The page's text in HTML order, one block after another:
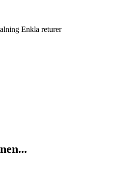
Enkla returer